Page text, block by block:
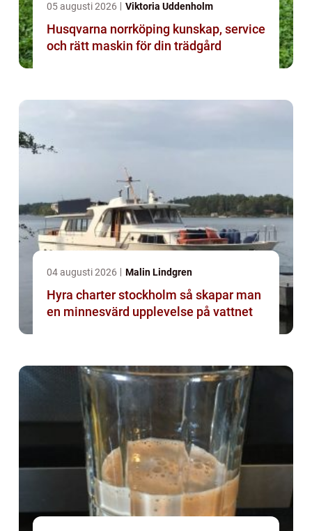
05 augusti 2026 Viktoria Uddenholm
Husqvarna norrköping kunskap, service
och rätt maskin för din trädgård
04 augusti 2026 Malin Lindgren
Hyra charter stockholm så skapar man
en minnesvärd upplevelse på vattnet